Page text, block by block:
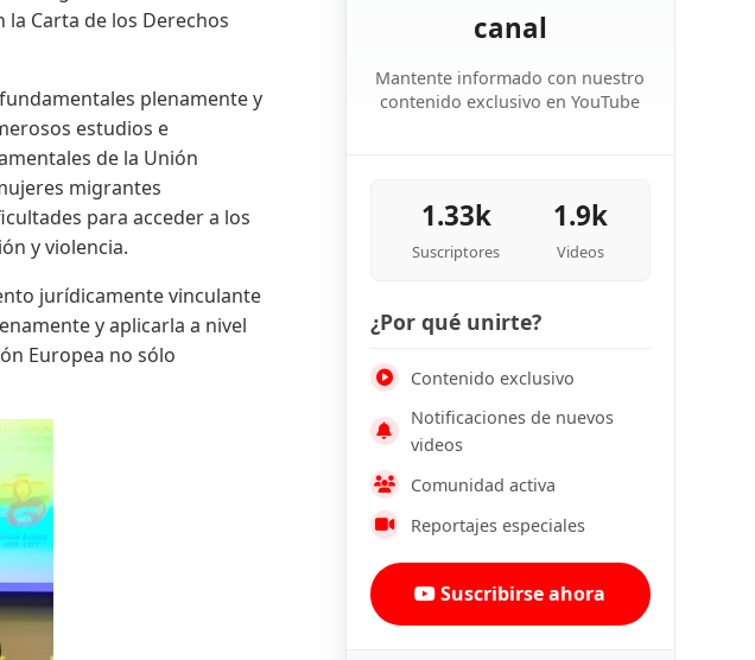
Carta de los Derechos
plenamente y
estudios e
de la Unión
migrantes
para acceder a los
y violencia.
jurídicamente vinculante
y aplicarla a nivel
Europea no sólo
canal
Mantente informado con nuestro
contenido exclusivo en YouTube
1.33k
Suscriptores
1.9k
Videos
¿Por qué unirte?
Contenido exclusivo
Notificaciones de nuevos
videos
Comunidad activa
Reportajes especiales
Suscribirse ahora